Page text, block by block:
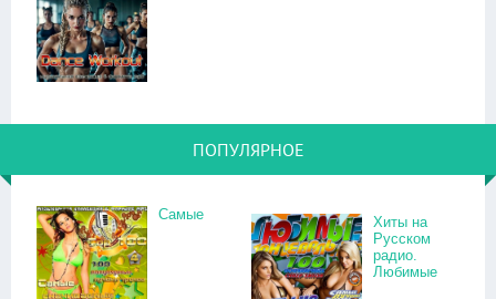
ПОПУЛЯРНОЕ
Самые
Хиты на
Русском
радио.
Любимые